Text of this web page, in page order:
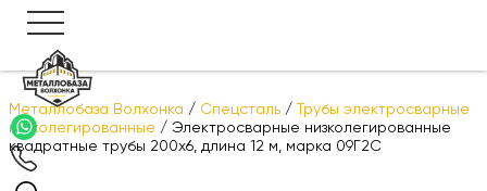
Металлобаза Волхонка / Спецсталь /
Трубы электросварные
низколегированные / Электросварные низколегированные
квадратные трубы 200х6, длина 12 м, марка 09Г2С